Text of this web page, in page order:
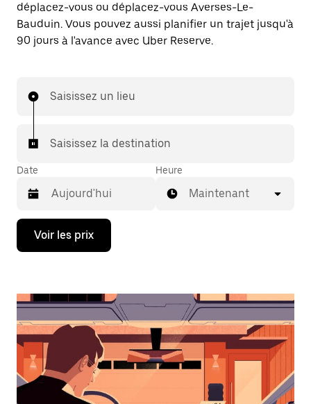
déplacez-vous ou déplacez-vous Averses-Le-
Bauduin. Vous pouvez aussi planifier un trajet jusqu'à
90 jours à l'avance avec Uber Reserve.
Saisissez un lieu
Saisissez la destination
Date
Appuyez
la
bas
ouvrir
le
calendrier
sélectionner
une
Heure
Maintenant
Voir les prix